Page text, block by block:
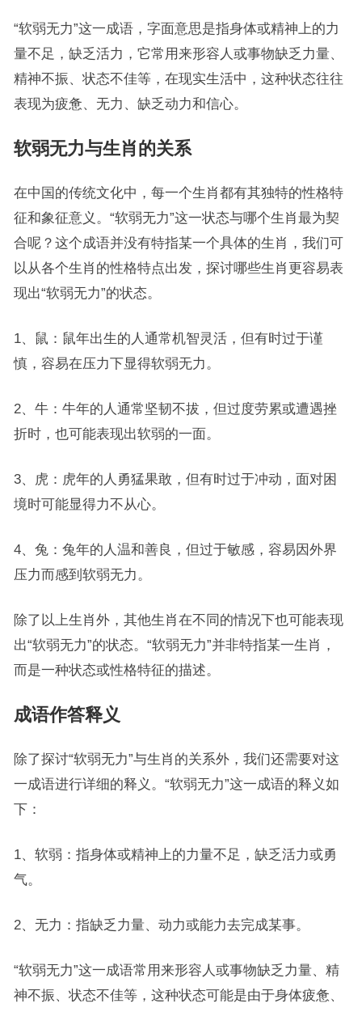
“软弱无力”这一成语，字面意思是指身体或精神上的力
量不足，缺乏活力，它常用来形容人或事物缺乏力量、
精神不振、状态不佳等，在现实生活中，这种状态往往
表现为疲惫、无力、缺乏动力和信心。
软弱无力与生肖的关系
在中国的传统文化中，每一个生肖都有其独特的性格特
征和象征意义。“软弱无力”这一状态与哪个生肖最为契
合呢？这个成语并没有特指某一个具体的生肖，我们可
以从各个生肖的性格特点出发，探讨哪些生肖更容易表
现出“软弱无力”的状态。
1、鼠：鼠年出生的人通常机智灵活，但有时过于谨
慎，容易在压力下显得软弱无力。
2、牛：牛年的人通常坚韧不拔，但过度劳累或遭遇挫
折时，也可能表现出软弱的一面。
3、虎：虎年的人勇猛果敢，但有时过于冲动，面对困
境时可能显得力不从心。
4、兔：兔年的人温和善良，但过于敏感，容易因外界
压力而感到软弱无力。
除了以上生肖外，其他生肖在不同的情况下也可能表现
出“软弱无力”的状态。“软弱无力”并非特指某一生肖，
而是一种状态或性格特征的描述。
成语作答释义
除了探讨“软弱无力”与生肖的关系外，我们还需要对这
一成语进行详细的释义。“软弱无力”这一成语的释义如
下：
1、软弱：指身体或精神上的力量不足，缺乏活力或勇
气。
2、无力：指缺乏力量、动力或能力去完成某事。
“软弱无力”这一成语常用来形容人或事物缺乏力量、精
神不振、状态不佳等，这种状态可能是由于身体疲惫、